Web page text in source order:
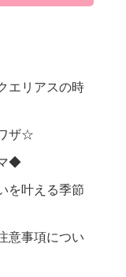
エリアスの時
ザ☆
◆
を叶える季節
意事項につい